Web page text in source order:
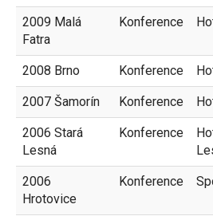
2009 Malá
Fatra
Konference
2008 Brno Konference
2007 Šamorín Konference
2006 Stará
Lesná
Konference
2006
Hrotovice
Konference